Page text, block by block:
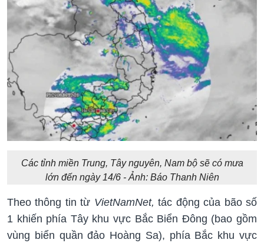
Các tỉnh miền Trung, Tây nguyên, Nam bộ sẽ có mưa
lớn đến ngày 14/6 - Ảnh: Báo Thanh Niên
Theo thông tin từ VietNamNet, tác động của bão số
1 khiến phía Tây khu vực Bắc Biển Đông (bao gồm
vùng biển quần đảo Hoàng Sa), phía Bắc khu vực